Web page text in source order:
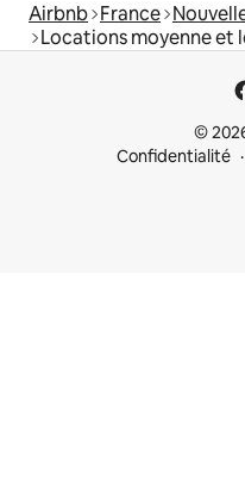
Airbnb France
Locations moyenne et
©
Confidentialité